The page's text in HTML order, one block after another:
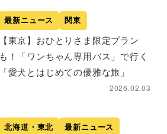
最新ニュース 関東
【東京】おひとりさま限定プラン
も！「ワンちゃん専用バス」で行く
「愛犬とはじめての優雅な旅」
2026.02.03
北海道・東北 最新ニュース